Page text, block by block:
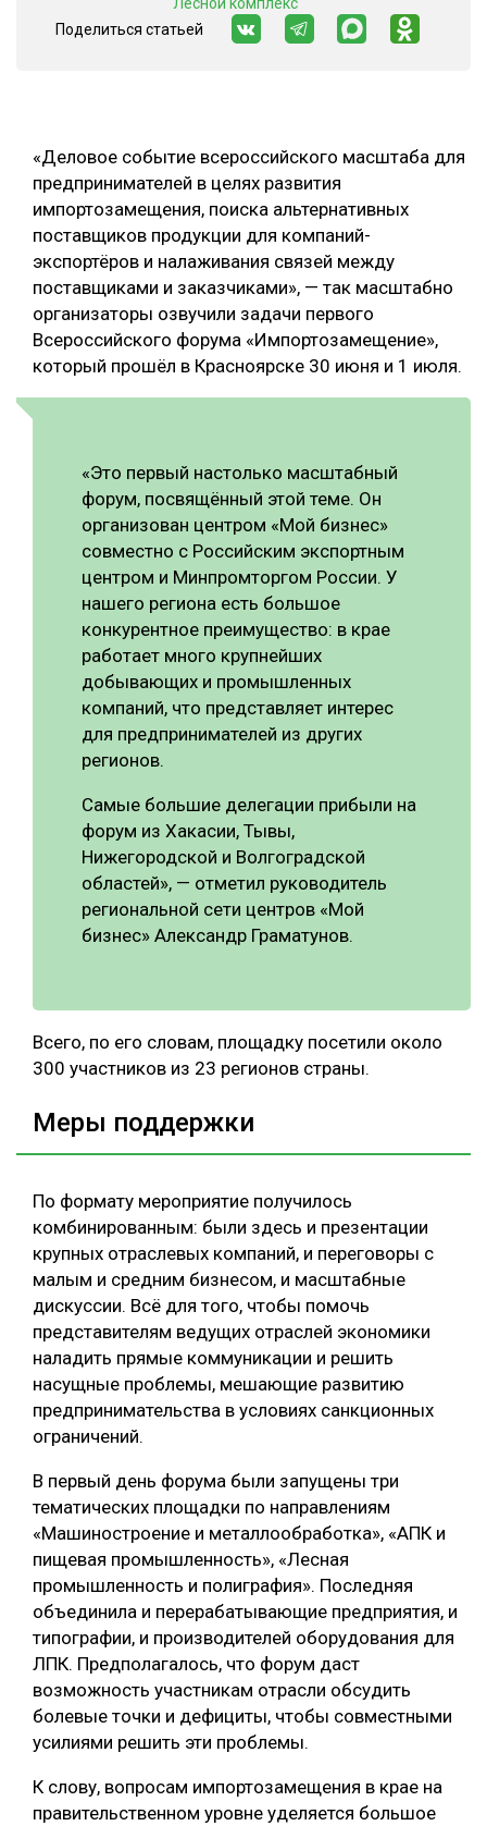
СУШКА ДРЕВЕСИНЫ
«Деловое событие всероссийского масштаба для
предпринимателей в целях развития
импортозамещения, поиска альтернативных
поставщиков продукции для компаний-
экспортёров и налаживания связей между
поставщиками и заказчиками», — так масштабно
организаторы озвучили задачи первого
Всероссийского форума «Импортозамещение»,
который прошёл в Красноярске 30 июня и 1 июля.
«Это первый настолько масштабный
форум, посвящённый этой теме. Он
организован центром «Мой бизнес»
совместно с Российским экспортным
центром и Минпромторгом России. У
нашего региона есть большое
конкурентное преимущество: в крае
работает много крупнейших
добывающих и промышленных
компаний, что представляет интерес
для предпринимателей из других
регионов.
Самые большие делегации прибыли на
форум из Хакасии, Тывы,
Нижегородской и Волгоградской
областей», — отметил руководитель
региональной сети центров «Мой
бизнес» Александр Граматунов.
Всего, по его словам, площадку посетили около
300 участников из 23 регионов страны.
Меры поддержки
По формату мероприятие получилось
комбинированным: были здесь и презентации
крупных отраслевых компаний, и переговоры с
малым и средним бизнесом, и масштабные
дискуссии. Всё для того, чтобы помочь
представителям ведущих отраслей экономики
наладить прямые коммуникации и решить
насущные проблемы, мешающие развитию
предпринимательства в условиях санкционных
ограничений.
В первый день форума были запущены три
тематических площадки по направлениям
«Машиностроение и металлообработка», «АПК и
пищевая промышленность», «Лесная
промышленность и полиграфия». Последняя
объединила и перерабатывающие предприятия, и
типографии, и производителей оборудования для
ЛПК. Предполагалось, что форум даст
возможность участникам отрасли обсудить
болевые точки и дефициты, чтобы совместными
усилиями решить эти проблемы.
К слову, вопросам импортозамещения в крае на
правительственном уровне уделяется большое
Поделиться статьей